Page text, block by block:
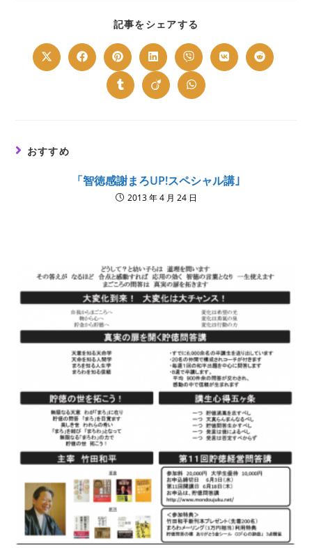
記事をシェアする
CONTENT
Opens
in
Opens
in
window
Opens
in
a
new
window
Opens
in
a
new
window
Opens
in
a
new
window
Opens
in
Opens
in
Opens
in
Opens
in
Opens
in
おすすめ
「智徳感謝まろUP!スペシャル講｣
2013 年 4 月 24 日